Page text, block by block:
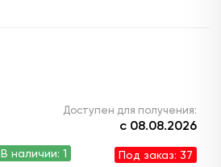
Доступен для получения:
с 08.08.2026
В наличии: 1 Под заказ: 37